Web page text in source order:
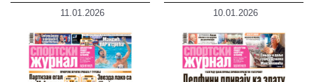
11.01.2026 10.01.2026